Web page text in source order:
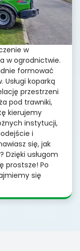
w
w ogrodnictwie.
formować
koparką
przestrzeni
pod trawniki,
kierujemy
instytucji,
i
się, jak
Dzięki usługom
prostsze! Po
się